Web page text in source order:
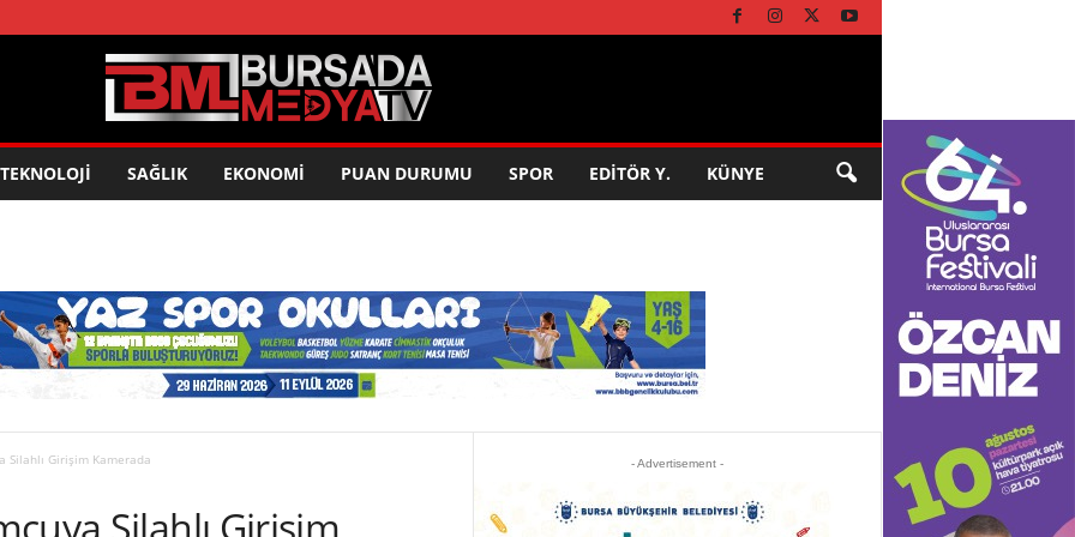
TEKNOLOJİ SAĞLIK EKONOMİ PUAN DURUMU SPOR EDİTÖR Y. KÜNYE
Silahlı Girişim Kamerada - Advertisement -